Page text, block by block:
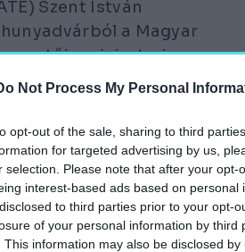
Not Process My Personal
opt-out of the sale, sharing to third
for targeted advertising by us,
selection. Please note that after your
interest-based ads based on
to third parties prior to your opt-
of your personal information by third
This information may also be disclosed
Szent István
a Magyar
vezetője miniszteri
a Kulturális és
agrártudományok
szerepel, amely
Múzeum és
teremt, amely jó a
és jó a magyar